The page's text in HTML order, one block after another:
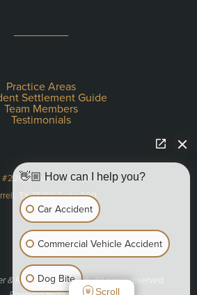
Practice Areas
Settlement Guide
Team Members
Testimonials
#220-S Austin, TX 78759
TX 75160 Suite 200
& Reyna, PLLC 2026. All rights reserved.
👋🏼 How can I help you?
Car Accident
Commercial Vehicle Accident
Dog Bite
Scroll